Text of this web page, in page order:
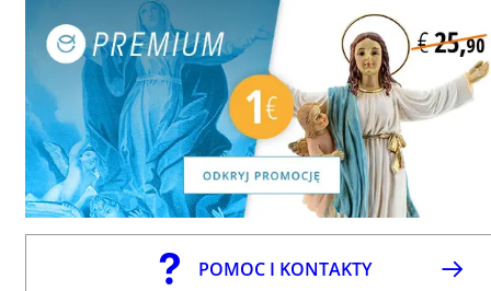
POMOC I KONTAKTY